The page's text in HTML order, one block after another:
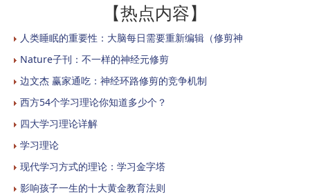
【热点内容】
人类睡眠的重要性：大脑每日需要重新编辑（修剪神
Nature子刊：不一样的神经元修剪
边文杰 赢家通吃：神经环路修剪的竞争机制
西方54个学习理论你知道多少个？
四大学习理论详解
学习理论
现代学习方式的理论：学习金字塔
影响孩子一生的十大黄金教育法则